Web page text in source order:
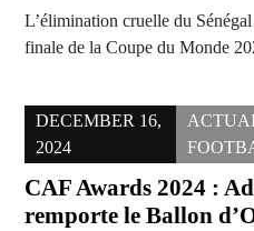
L’élimination cruelle du
finale de la Coupe du Monde
DECEMBER 16,
2024
CAF Awards 2024 :
remporte le Ballon